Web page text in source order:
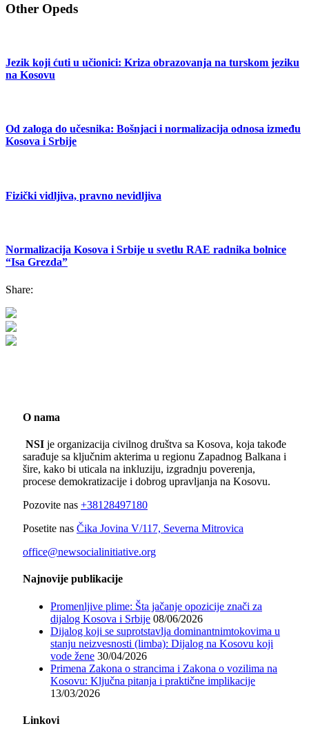
Other Opeds
Jezik koji ćuti u učionici: Kriza obrazovanja na turskom jeziku
na Kosovu
Od zaloga do učesnika: Bošnjaci i normalizacija odnosa između
Kosova i Srbije
Fizički vidljiva, pravno nevidljiva
Normalizacija Kosova i Srbije u svetlu RAE radnika bolnice
“Isa Grezda”
Share:
O nama
NSI je organizacija civilnog društva sa Kosova, koja takođe
sarađuje sa ključnim akterima u regionu Zapadnog Balkana i
šire, kako bi uticala na inkluziju, izgradnju poverenja,
procese demokratizacije i dobrog upravljanja na Kosovu.
Pozovite nas +38128497180
Posetite nas Čika Jovina V/117, Severna Mitrovica
office@newsocialinitiative.org
Najnovije publikacije
Promenljive plime: Šta jačanje opozicije znači za
dijalog Kosova i Srbije 08/06/2026
Dijalog koji se suprotstavlja dominantnimtokovima u
stanju neizvesnosti (limba): Dijalog na Kosovu koji
vode žene 30/04/2026
Primena Zakona o strancima i Zakona o vozilima na
Kosovu: Ključna pitanja i praktične implikacije
13/03/2026
Linkovi